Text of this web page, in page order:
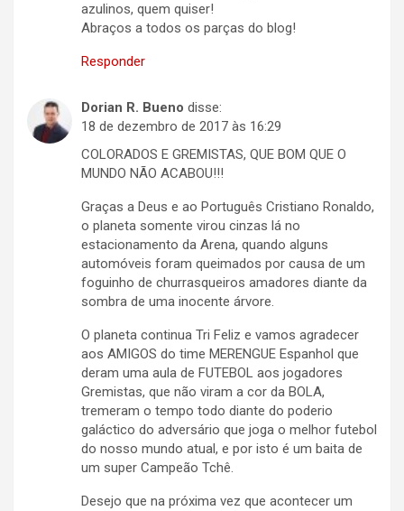
azulinos, quem quiser!
Abraços a todos os parças do blog!
Responder
Dorian R. Bueno disse:
18 de dezembro de 2017 às 16:29
COLORADOS E GREMISTAS, QUE BOM QUE O
MUNDO NÃO ACABOU!!!
Graças a Deus e ao Português Cristiano Ronaldo,
o planeta somente virou cinzas lá no
estacionamento da Arena, quando alguns
automóveis foram queimados por causa de um
foguinho de churrasqueiros amadores diante da
sombra de uma inocente árvore.
O planeta continua Tri Feliz e vamos agradecer
aos AMIGOS do time MERENGUE Espanhol que
deram uma aula de FUTEBOL aos jogadores
Gremistas, que não viram a cor da BOLA,
tremeram o tempo todo diante do poderio
galáctico do adversário que joga o melhor futebol
do nosso mundo atual, e por isto é um baita de
um super Campeão Tchê.
Desejo que na próxima vez que acontecer um